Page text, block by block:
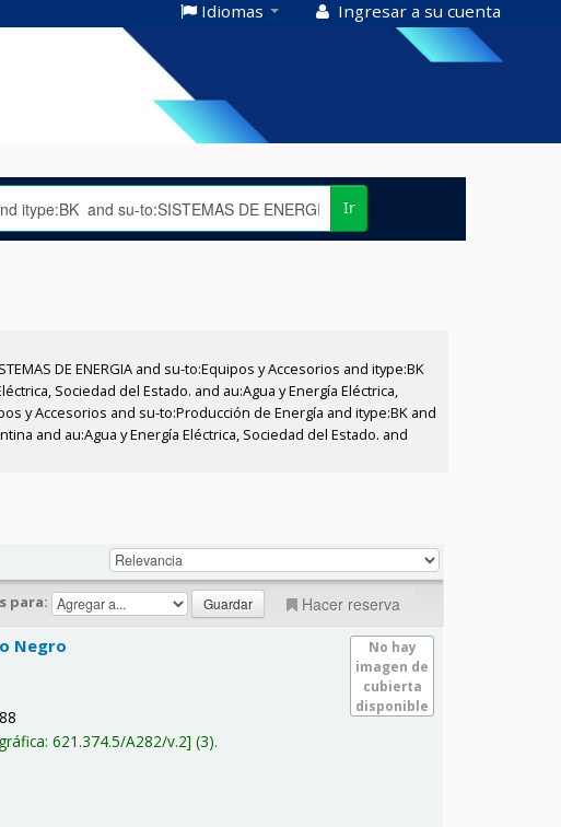
Idiomas Ingresar a su cuenta
Ir
DE ENERGIA and su-to:Equipos y Accesorios and itype:BK
Sociedad del Estado. and au:Agua y Energía Eléctrica,
y Accesorios and su-to:Producción de Energía and itype:BK and
and au:Agua y Energía Eléctrica, Sociedad del Estado. and
para: Hacer reserva
No hay
imagen de
cubierta
disponible
Negro
621.374.5/A282/v.2 (3).